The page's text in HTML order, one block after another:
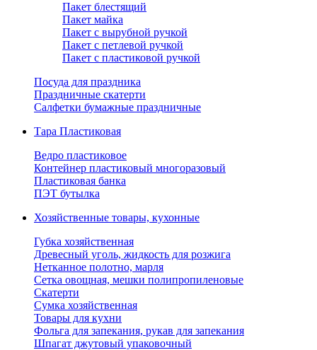
Пакет блестящий
Пакет майка
Пакет с вырубной ручкой
Пакет с петлевой ручкой
Пакет с пластиковой ручкой
Посуда для праздника
Праздничные скатерти
Салфетки бумажные праздничные
Тара Пластиковая
Ведро пластиковое
Контейнер пластиковый многоразовый
Пластиковая банка
ПЭТ бутылка
Хозяйственные товары, кухонные
Губка хозяйственная
Древесный уголь, жидкость для розжига
Нетканное полотно, марля
Сетка овощная, мешки полипропиленовые
Скатерти
Сумка хозяйственная
Товары для кухни
Фольга для запекания, рукав для запекания
Шпагат джутовый упаковочный